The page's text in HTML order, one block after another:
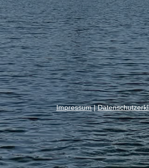
Impressum|